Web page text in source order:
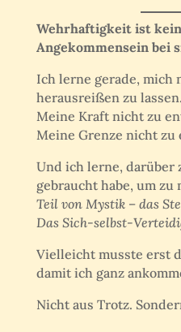
Wehrhaftigkeit ist
Angekommensein bei
Ich lerne gerade, mich
herausreißen zu lassen.
Meine Kraft nicht zu
Meine Grenze nicht zu
Und ich lerne, darüber
gebraucht habe, um zu
Teil von Mystik – das
Das Sich-selbst-
Vielleicht musste erst
damit ich ganz
Nicht aus Trotz.